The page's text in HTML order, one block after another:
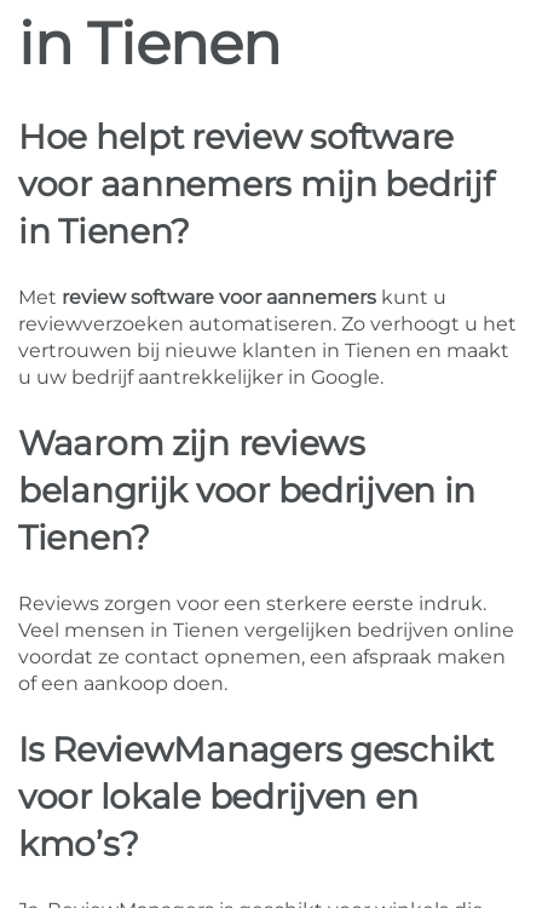
in Tienen
Hoe helpt review software
voor aannemers mijn bedrijf
in Tienen?
Met review software voor aannemers kunt u
reviewverzoeken automatiseren. Zo verhoogt u het
vertrouwen bij nieuwe klanten in Tienen en maakt
u uw bedrijf aantrekkelijker in Google.
Waarom zijn reviews
belangrijk voor bedrijven in
Tienen?
Reviews zorgen voor een sterkere eerste indruk.
Veel mensen in Tienen vergelijken bedrijven online
voordat ze contact opnemen, een afspraak maken
of een aankoop doen.
Is ReviewManagers geschikt
voor lokale bedrijven en
kmo’s?